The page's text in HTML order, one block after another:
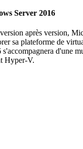
Server 2016
après version,
sa plateforme de
d'une
Hyper-V.